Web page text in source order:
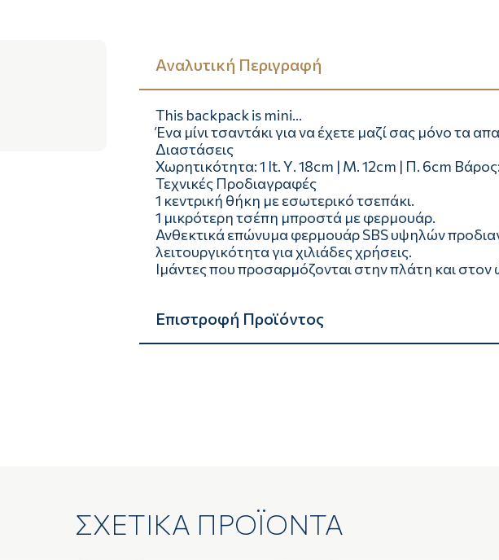
Αναλυτική Περιγραφή
This backpack is mini…
Ένα μίνι τσαντάκι για να έχετε μαζί σας μόνο τα
Διαστάσεις
Χωρητικότητα: 1 lt. Υ. 18cm | Μ. 12cm | Π. 6cm
Τεχνικές Προδιαγραφές
1 κεντρική θήκη με εσωτερικό τσεπάκι.
1 μικρότερη τσέπη μπροστά με φερμουάρ.
Ανθεκτικά επώνυμα φερμουάρ SBS υψηλών
λειτουργικότητα για χιλιάδες χρήσεις.
Ιμάντες που προσαρμόζονται στην πλάτη και στον
Επιστροφή Προϊόντος
ΣΧΕΤΙΚΑ ΠΡΟΪΟΝΤΑ